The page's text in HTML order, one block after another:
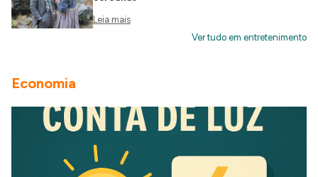
Leia mais
Ver tudo em entretenimento
Economia